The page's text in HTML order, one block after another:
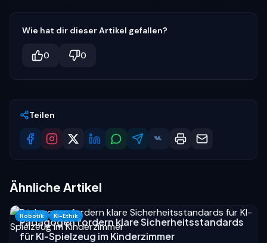
Wie hat dir dieser Artikel gefallen?
0 0
Teilen
Ähnliche Artikel
Robotik KI-Ethik
Pädagogen fordern klare Sicherheitsstandards
für KI-Spielzeug im Kinderzimmer